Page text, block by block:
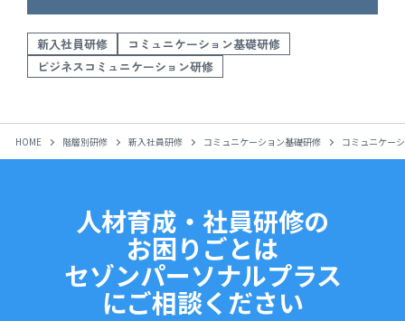
新入社員研修
コミュニケーション基礎研修
ビジネスコミュニケーション研修
HOME 階層別研修 新入社員研修 コミュニケーション基礎研修 コミュニケー
人材育成・社員研修の
お困りごとは
セゾンパーソナルプラス
にご相談ください